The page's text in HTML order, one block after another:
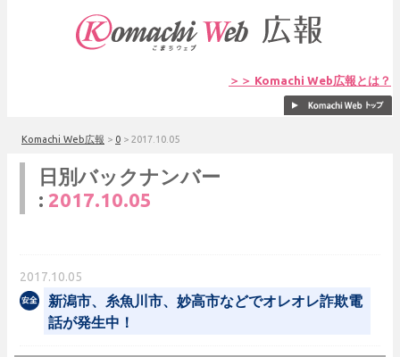
＞＞ Komachi Web広報とは？
Komachi Web広報 > 0 > 2017.10.05
日別バックナンバー
: 2017.10.05
2017.10.05
新潟市、糸魚川市、妙高市などでオレオレ詐欺電
話が発生中！